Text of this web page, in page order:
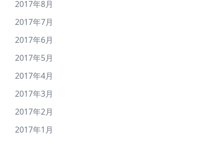
2017年8月
2017年7月
2017年6月
2017年5月
2017年4月
2017年3月
2017年2月
2017年1月